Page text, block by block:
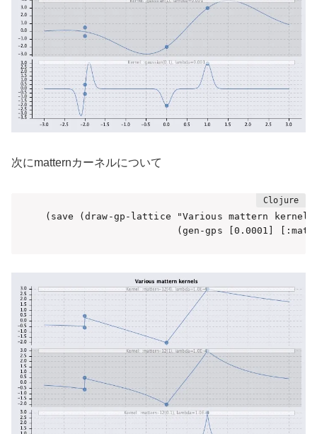
次にmatternカーネルについて
(save (draw-gp-lattice "Various mattern
(gen-gps [0.0001]